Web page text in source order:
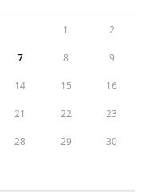
1 2
7 8 9
14 15 16
21 22 23
28 29 30